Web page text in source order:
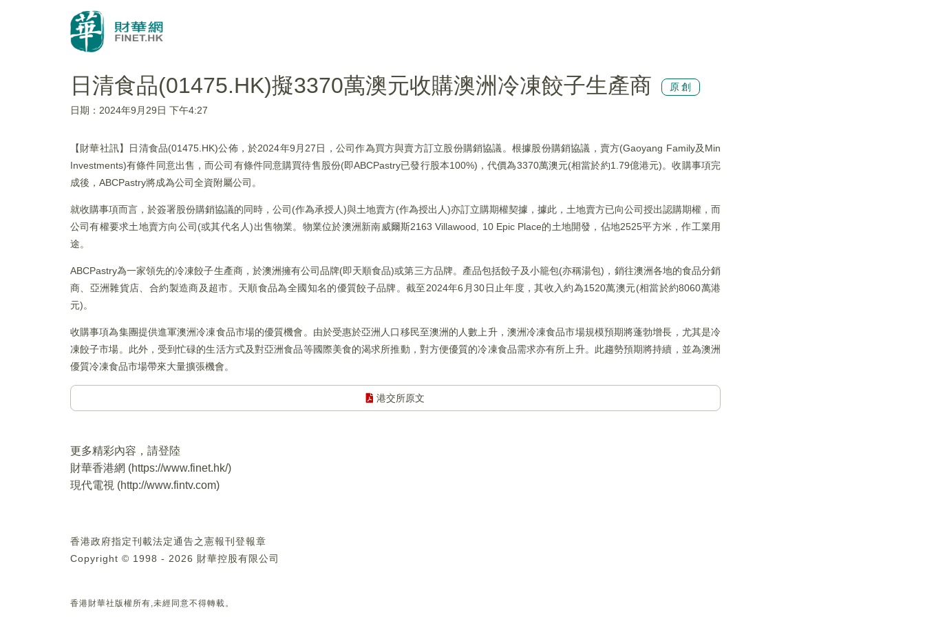
日清食品(01475.HK)擬3370萬澳元收購澳洲冷凍餃子生產商 原創
日期：2024年9月29日 下午4:27
【財華社訊】日清食品(01475.HK)公佈，於2024年9月27日，公司作為買方與賣方訂立股份購銷協議。根據股份購銷協議，賣方(Gaoyang Family及Min
Investments)有條件同意出售，而公司有條件同意購買待售股份(即ABCPastry已發行股本100%)，代價為3370萬澳元(相當於約1.79億港元)。收購事項完
成後，ABCPastry將成為公司全資附屬公司。
就收購事項而言，於簽署股份購銷協議的同時，公司(作為承授人)與土地賣方(作為授出人)亦訂立購期權契據，據此，土地賣方已向公司授出認購期權，而
公司有權要求土地賣方向公司(或其代名人)出售物業。物業位於澳洲新南威爾斯2163 Villawood, 10 Epic Place的土地開發，佔地2525平方米，作工業用
途。
ABCPastry為一家領先的冷凍餃子生產商，於澳洲擁有公司品牌(即天順食品)或第三方品牌。產品包括餃子及小籠包(亦稱湯包)，銷往澳洲各地的食品分銷
商、亞洲雜貨店、合約製造商及超市。天順食品為全國知名的優質餃子品牌。截至2024年6月30日止年度，其收入約為1520萬澳元(相當於約8060萬港
元)。
收購事項為集團提供進軍澳洲冷凍食品市場的優質機會。由於受惠於亞洲人口移民至澳洲的人數上升，澳洲冷凍食品市場規模預期將蓬勃增長，尤其是冷
凍餃子市場。此外，受到忙碌的生活方式及對亞洲食品等國際美食的渴求所推動，對方便優質的冷凍食品需求亦有所上升。此趨勢預期將持續，並為澳洲
優質冷凍食品市場帶來大量擴張機會。
港交所原文
更多精彩內容，請登陸
財華香港網 (https://www.finet.hk/)
現代電視 (http://www.fintv.com)
香港政府指定刊載法定通告之憲報刊登報章
Copyright © 1998 - 2026 財華控股有限公司
香港財華社版權所有,未經同意不得轉載。